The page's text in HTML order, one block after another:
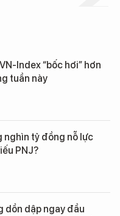
Index “bốc hơi” hơn
tuần này
nghìn tỷ đồng nỗ lực
PNJ?
dồn dập ngay đầu